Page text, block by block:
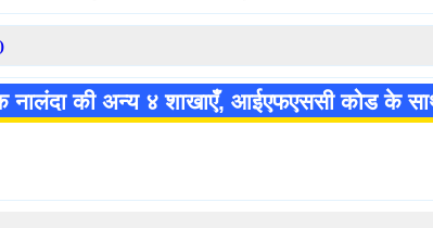
नालंदा की अन्य ४ शाखाएँ, आईएफएससी कोड के